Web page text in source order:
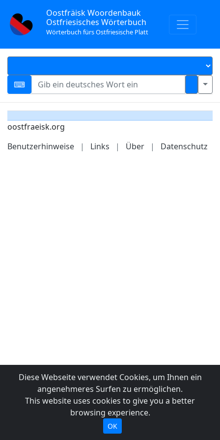
Oostfräisk Woordenbauk
Ostfriesisches Wörterbuch
Wörterbuch fürs Ostfriesische Platt
oostfraeisk.org
Benutzerhinweise
| Links | Über | Datenschutz
Diese Webseite verwendet Cookies, um Ihnen ein
angenehmeres Surfen zu ermöglichen.
This website uses cookies to give you a better
browsing experience.
OK